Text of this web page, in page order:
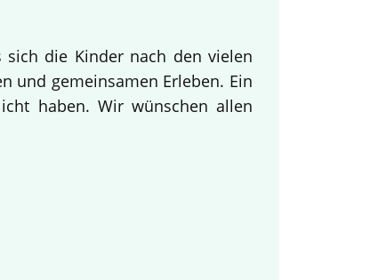
sich die Kinder nach den vielen
und gemeinsamen Erleben. Ein
haben. Wir wünschen allen